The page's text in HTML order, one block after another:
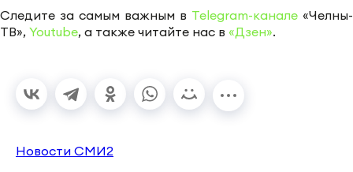
Следите за самым важным в Telegram-канале «Челны-
ТВ», Youtube, а также читайте нас в «Дзен».
Новости СМИ2